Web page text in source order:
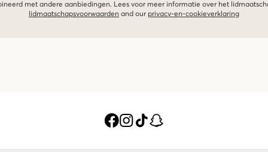
met andere aanbiedingen. Lees voor meer informatie over het
lidmaatschapsvoorwaarden and our privacy-en-cookieverklaring